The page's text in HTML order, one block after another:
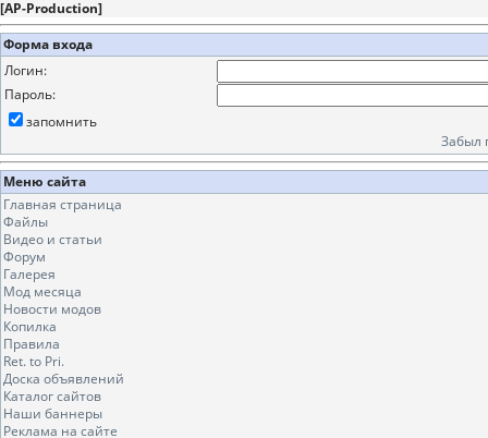
[AP-Production]
Форма входа
Логин:
Пароль:
запомнить
Забыл
Меню сайта
Главная страница
Файлы
Видео и статьи
Форум
Галерея
Мод месяца
Новости модов
Копилка
Правила
Ret. to Pri.
Доска объявлений
Каталог сайтов
Наши баннеры
Реклама на сайте